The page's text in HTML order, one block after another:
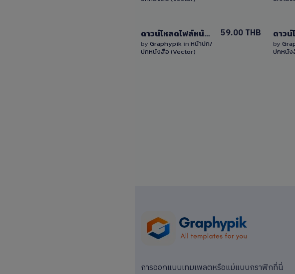
View
Details
ดาวน์โหลดไฟล์หน้าปก ประเภทเวกเตอร์ EPS สามารถแก้ไขได้เอง
by Graphypik in หน้าปก/
ปกหนังสือ (Vector)
59.00 THB
by
ปกหนัง
การออกแบบเทมเพลตหรือแม่แบบกราฟิกที่นี่